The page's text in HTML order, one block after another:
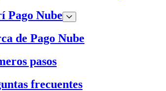
Pago Nube
de Pago Nube
pasos
frecuentes